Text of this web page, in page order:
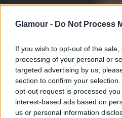
Glamour - Do Not Process
If you wish to opt-out of the
processing of your personal or
targeted advertising by us,
section to confirm your
opt-out request is processed
interest-based ads based on
us or personal information